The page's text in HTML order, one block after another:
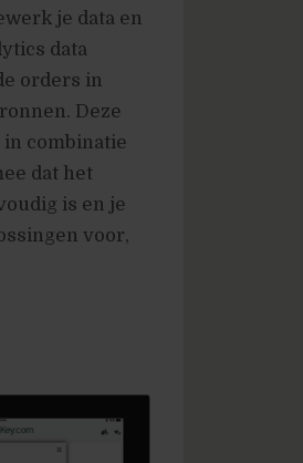
je data en
data
orders in
Deze
combinatie
dat het
is en je
voor,